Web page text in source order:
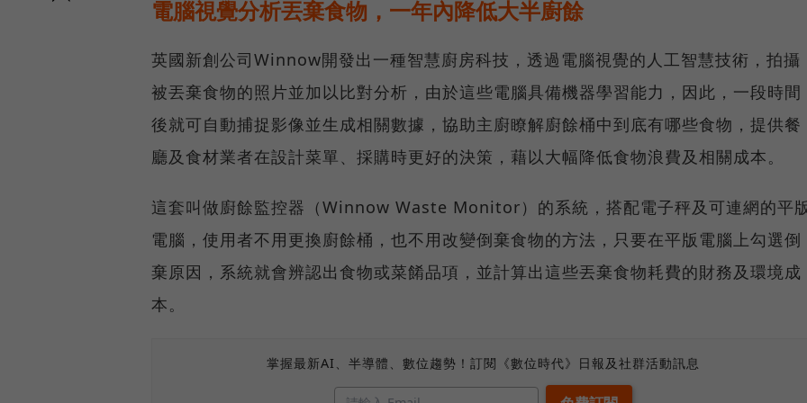
電腦視覺分析丟棄食物，一年內降低大半廚餘
英國新創公司Winnow開發出一種智慧廚房科技，透過電腦視覺的人工智慧技術，拍攝
被丟棄食物的照片並加以比對分析，由於這些電腦具備機器學習能力，因此，一段時間
後就可自動捕捉影像並生成相關數據，協助主廚瞭解廚餘桶中到底有哪些食物，提供餐
廳及食材業者在設計菜單、採購時更好的決策，藉以大幅降低食物浪費及相關成本。
這套叫做廚餘監控器（Winnow Waste Monitor）的系統，搭配電子秤及可連網的平
電腦，使用者不用更換廚餘桶，也不用改變倒棄食物的方法，只要在平版電腦上勾選倒
棄原因，系統就會辨認出食物或菜餚品項，並計算出這些丟棄食物耗費的財務及環境成
本。
掌握最新AI、半導體、數位趨勢！訂閱《數位時代》日報及社群活動訊息